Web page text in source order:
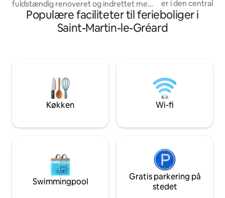
fuldstændig renoveret og indrettet med
omhu og er ideel til en afslappende
pause for to. Lad jer forføre af jacuzzien
med 2 liggepladser og dens mange
stierne og de vilde landskaber på
Cotentin, mellem natur, flugt fra
hverdagen og fornyelse.
er i den centrale
århundrede, at vi
historie, rejser,
Her er der ingen
er forpligtet). Kort sagt, det er en
oplevelse, der er
franske livsstil!
Populære faciliteter til ferieboliger i
Saint-Martin-le-Gréard
Køkken Wi-fi
Swimmingpool
Gratis parkering på
stedet